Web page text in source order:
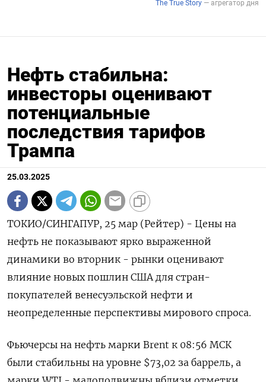
Нефть стабильна:
инвесторы оценивают
потенциальные
последствия тарифов
Трампа
25.03.2025
ТОКИО/СИНГАПУР, 25 мар (Рейтер) - Цены на
нефть не показывают ярко выраженной
динамики во вторник - рынки оценивают
влияние новых пошлин США для стран-
покупателей венесуэльской нефти и
неопределенные перспективы мирового спроса.
Фьючерсы на нефть марки Brent к 08:56 МСК
были стабильны на уровне $73,02 за баррель, а